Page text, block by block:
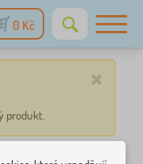
0 Kč
×
produkt.
a křesílka / Křesílka /